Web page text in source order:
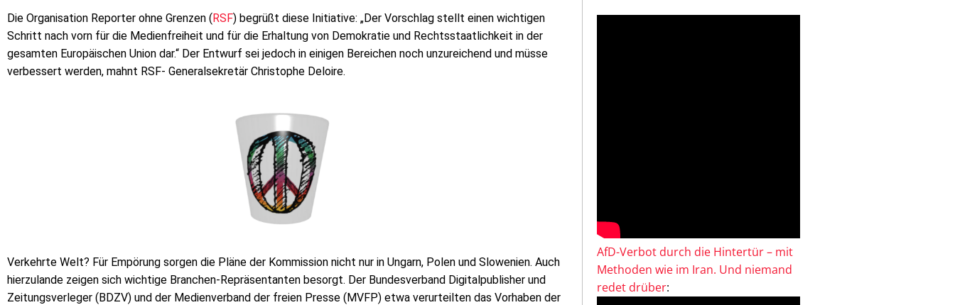
Die Organisation Reporter ohne Grenzen (RSF) begrüßt diese Initiative: „Der Vorschlag stellt einen wichtigen
Schritt nach vorn für die Medienfreiheit und für die Erhaltung von Demokratie und Rechtsstaatlichkeit in der
gesamten Europäischen Union dar.“ Der Entwurf sei jedoch in einigen Bereichen noch unzureichend und müsse
verbessert werden, mahnt RSF- Generalsekretär Christophe Deloire.
Verkehrte Welt? Für Empörung sorgen die Pläne der Kommission nicht nur in Ungarn, Polen und Slowenien. Auch
hierzulande zeigen sich wichtige Branchen-Repräsentanten besorgt. Der Bundesverband Digitalpublisher und
Zeitungsverleger (BDZV) und der Medienverband der freien Presse (MVFP) etwa verurteilten das Vorhaben der
AfD-Verbot durch die Hintertür – mit
Methoden wie im Iran. Und niemand
redet drüber: